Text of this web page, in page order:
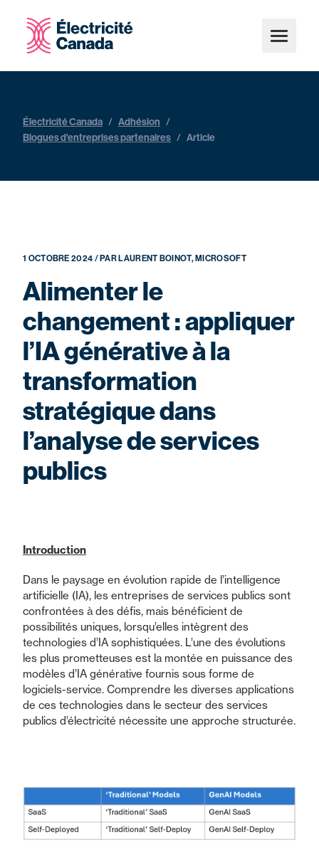
Électricité Canada / Adhésion /
Blogues d'entreprises partenaires / Article
1 OCTOBRE 2024 / PAR LAURENT BOINOT, MICROSOFT
Alimenter le
changement : appliquer
l’IA générative à la
transformation
stratégique dans
l’analyse de services
publics
Introduction
Dans le paysage en évolution rapide de l’intelligence
artificielle (IA), les entreprises de services publics sont
confrontées à des défis, mais bénéficient de
possibilités uniques, lorsqu’elles intègrent des
technologies d’IA sophistiquées. L’une des évolutions
les plus prometteuses est la montée en puissance des
modèles d’IA générative fournis sous forme de
logiciels-service. Comprendre les diverses applications
de ces technologies dans le secteur des services
publics d’électricité nécessite une approche structurée.